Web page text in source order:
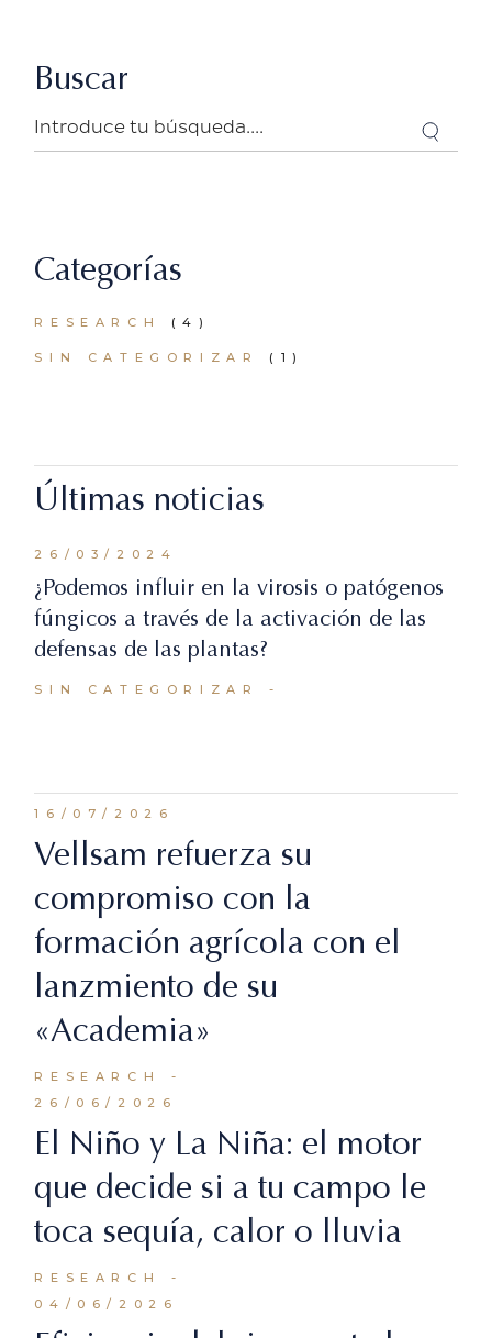
Buscar
Search
Categorías
RESEARCH (4)
SIN CATEGORIZAR (1)
Últimas noticias
26/03/2024
¿Podemos influir en la virosis o patógenos
fúngicos a través de la activación de las
defensas de las plantas?
SIN CATEGORIZAR
16/07/2026
Vellsam refuerza su
compromiso con la
formación agrícola con el
lanzmiento de su
«Academia»
RESEARCH
26/06/2026
El Niño y La Niña: el motor
que decide si a tu campo le
toca sequía, calor o lluvia
RESEARCH
04/06/2026